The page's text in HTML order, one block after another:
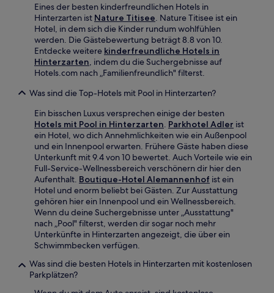
Eines der besten kinderfreundlichen Hotels in
Hinterzarten ist Nature Titisee. Nature Titisee ist ein
Hotel, in dem sich die Kinder rundum wohlfühlen
werden. Die Gästebewertung beträgt 8.8 von 10.
Entdecke weitere kinderfreundliche Hotels in
Hinterzarten, indem du die Suchergebnisse auf
Hotels.com nach „Familienfreundlich" filterst.
Was sind die Top-Hotels mit Pool in Hinterzarten?
Ein bisschen Luxus versprechen einige der besten
Hotels mit Pool in Hinterzarten. Parkhotel Adler ist
ein Hotel, wo dich Annehmlichkeiten wie ein Außenpool
und ein Innenpool erwarten. Frühere Gäste haben diese
Unterkunft mit 9.4 von 10 bewertet. Auch Vorteile wie ein
Full-Service-Wellnessbereich verschönern dir hier den
Aufenthalt. Boutique-Hotel Alemannenhof ist ein
Hotel und enorm beliebt bei Gästen. Zur Ausstattung
gehören hier ein Innenpool und ein Wellnessbereich.
Wenn du deine Suchergebnisse unter „Ausstattung"
nach „Pool" filterst, werden dir sogar noch mehr
Unterkünfte in Hinterzarten angezeigt, die über ein
Schwimmbecken verfügen.
Was sind die besten Hotels in Hinterzarten mit kostenlosen
Parkplätzen?